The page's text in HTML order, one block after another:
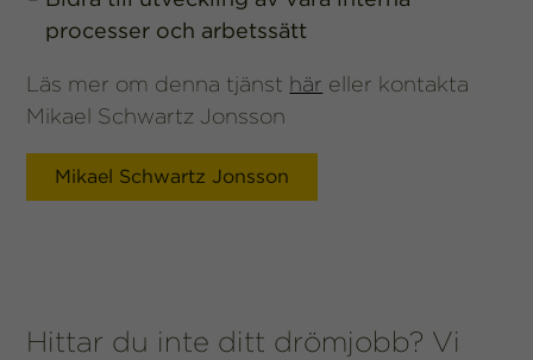
processer och arbetssätt
Läs mer om denna tjänst här eller kontakta
Mikael Schwartz Jonsson
Mikael Schwartz Jonsson
Hittar du inte ditt drömjobb? Vi
Genom att dela
med dig av dina
beteende när du
surfar ökar du